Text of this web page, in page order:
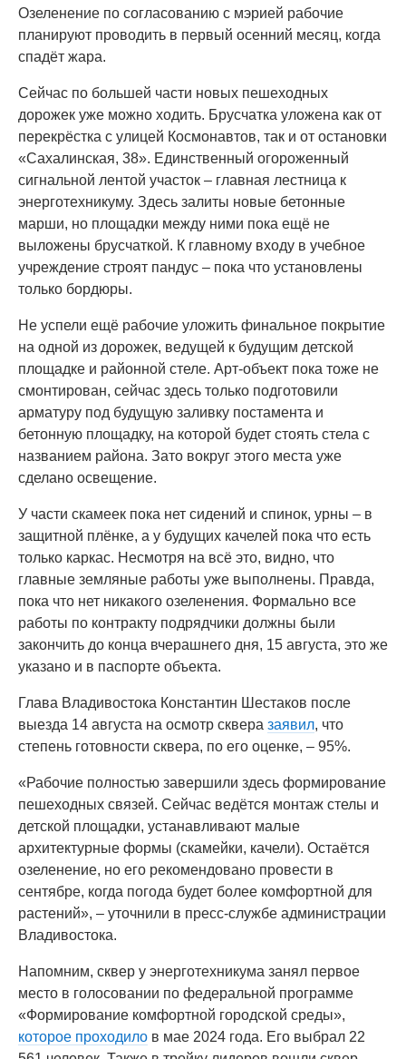
Озеленение по согласованию с мэрией рабочие
планируют проводить в первый осенний месяц, когда
спадёт жара.
Сейчас по большей части новых пешеходных
дорожек уже можно ходить. Брусчатка уложена как от
перекрёстка с улицей Космонавтов, так и от остановки
«Сахалинская, 38». Единственный огороженный
сигнальной лентой участок – главная лестница к
энерготехникуму. Здесь залиты новые бетонные
марши, но площадки между ними пока ещё не
выложены брусчаткой. К главному входу в учебное
учреждение строят пандус – пока что установлены
только бордюры.
Не успели ещё рабочие уложить финальное покрытие
на одной из дорожек, ведущей к будущим детской
площадке и районной стеле. Арт-объект пока тоже не
смонтирован, сейчас здесь только подготовили
арматуру под будущую заливку постамента и
бетонную площадку, на которой будет стоять стела с
названием района. Зато вокруг этого места уже
сделано освещение.
У части скамеек пока нет сидений и спинок, урны – в
защитной плёнке, а у будущих качелей пока что есть
только каркас. Несмотря на всё это, видно, что
главные земляные работы уже выполнены. Правда,
пока что нет никакого озеленения. Формально все
работы по контракту подрядчики должны были
закончить до конца вчерашнего дня, 15 августа, это же
указано и в паспорте объекта.
Глава Владивостока Константин Шестаков после
выезда 14 августа на осмотр сквера заявил, что
степень готовности сквера, по его оценке, – 95%.
«Рабочие полностью завершили здесь формирование
пешеходных связей. Сейчас ведётся монтаж стелы и
детской площадки, устанавливают малые
архитектурные формы (скамейки, качели). Остаётся
озеленение, но его рекомендовано провести в
сентябре, когда погода будет более комфортной для
растений», – уточнили в пресс-службе администрации
Владивостока.
Напомним, сквер у энерготехникума занял первое
место в голосовании по федеральной программе
«Формирование комфортной городской среды»,
которое проходило в мае 2024 года. Его выбрал 22